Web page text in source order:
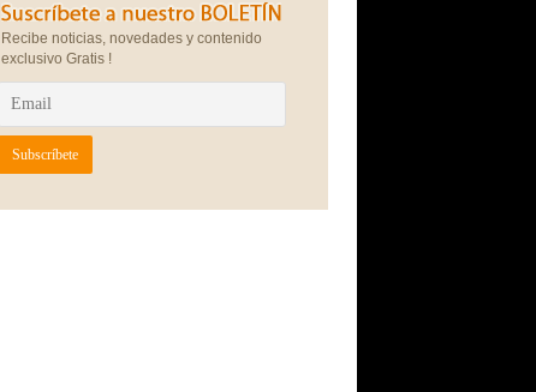
Recibe noticias, novedades y contenido
exclusivo Gratis !